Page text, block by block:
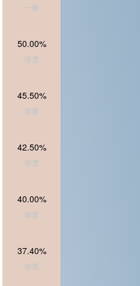
一般
50.00%
珍贵
45.50%
珍贵
42.50%
珍贵
40.00%
珍贵
37.40%
珍贵